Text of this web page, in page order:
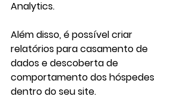
Analytics.
Além disso, é possível criar
relatórios para casamento de
dados e descoberta de
comportamento dos hóspedes
dentro do seu site.